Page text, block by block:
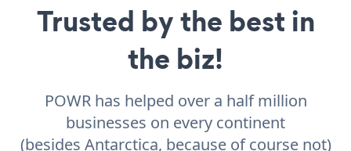
Trusted by the best in
the biz!
POWR has helped over a half million
businesses on every continent
(besides Antarctica, because of course not)